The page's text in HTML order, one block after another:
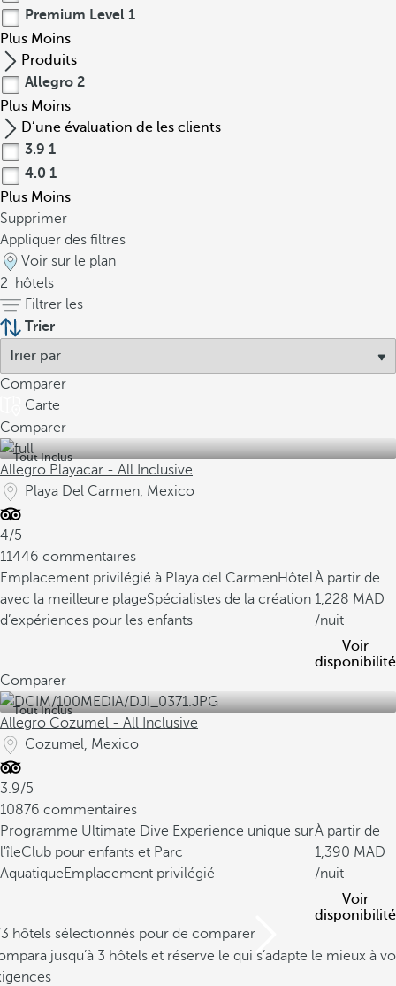
Premium Level 1
Plus Moins
Produits
Allegro 2
Plus Moins
D’une évaluation de les clients
3.9 1
4.0 1
Plus Moins
Supprimer
Appliquer des filtres
Voir sur le plan
2
hôtels
Filtrer les
Trier
Comparer
Carte
Comparer
Tout Inclus
Allegro Playacar - All Inclusive
Playa Del Carmen, Mexico
4/5
11446 commentaires
Emplacement privilégié à Playa del CarmenHôtel
avec la meilleure plageSpécialistes de la création
d’expériences pour les enfants
À partir de
1,228
/nuit
Voir
disponibilité
Comparer
Tout Inclus
Allegro Cozumel - All Inclusive
Cozumel, Mexico
3.9/5
10876 commentaires
Programme Ultimate Dive Experience unique sur
l'îleClub pour enfants et Parc
AquatiqueEmplacement privilégié
À partir de
1,390
/nuit
Voir
disponibilité
hôtels sélectionnés pour de comparer
jusqu’à 3 hôtels et réserve le qui s’adapte le mieux à